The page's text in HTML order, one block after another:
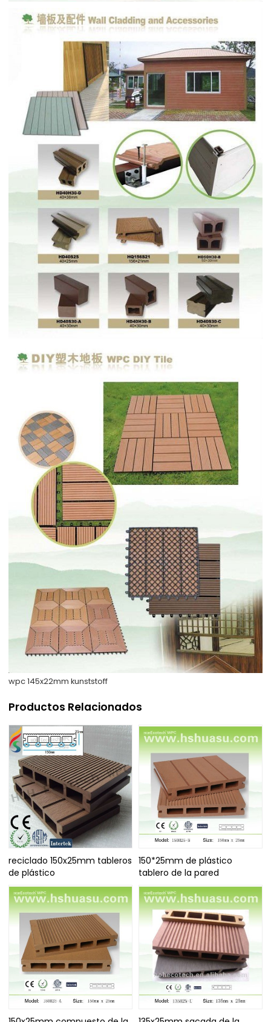
wpc 145x22mm kunststoff
Productos Relacionados
reciclado 150x25mm tableros
de plástico
150*25mm de plástico
tablero de la pared